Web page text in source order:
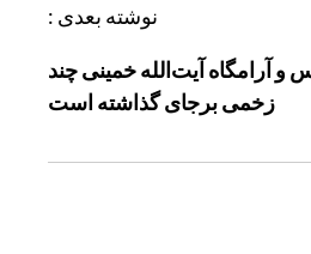
نوشته بعدی :
و آرامگاه آیت‌الله خمینی چند
زخمی برجای گذاشته است